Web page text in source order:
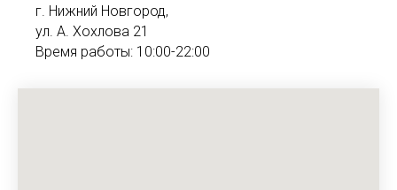
г. Нижний Новгород,
ул. А. Хохлова 21
Время работы: 10:00-22:00